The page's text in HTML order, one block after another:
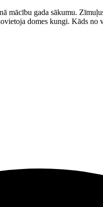
gada sākumu.
domes kungi. Kāds